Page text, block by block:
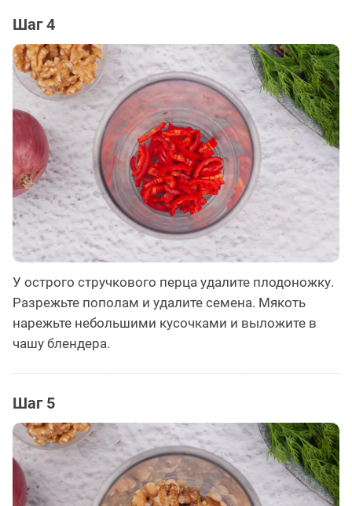
Шаг 4
У острого стручкового перца удалите плодоножку.
Разрежьте пополам и удалите семена. Мякоть
нарежьте небольшими кусочками и выложите в
чашу блендера.
Шаг 5